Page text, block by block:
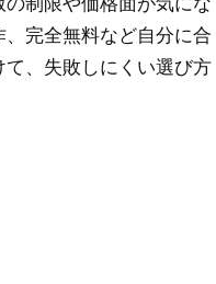
完全無料など自分に合
、失敗しにくい選び方